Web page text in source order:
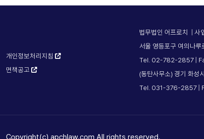
개인정보처리지침
면책공고
법무법인 어프로치 |
서울 영등포구 여의나
Tel. 02-782-2857 |
(동탄사무소) 경기 화
Tel. 031-376-2857 |
Copyright(c) apchlaw.com All rights reserved.